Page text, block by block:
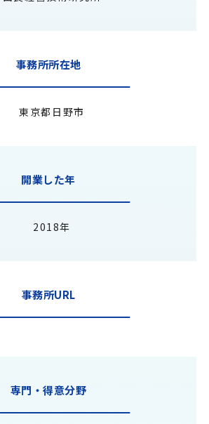
事務所所在地
東京都日野市
開業した年
2018年
事務所URL
専門・得意分野